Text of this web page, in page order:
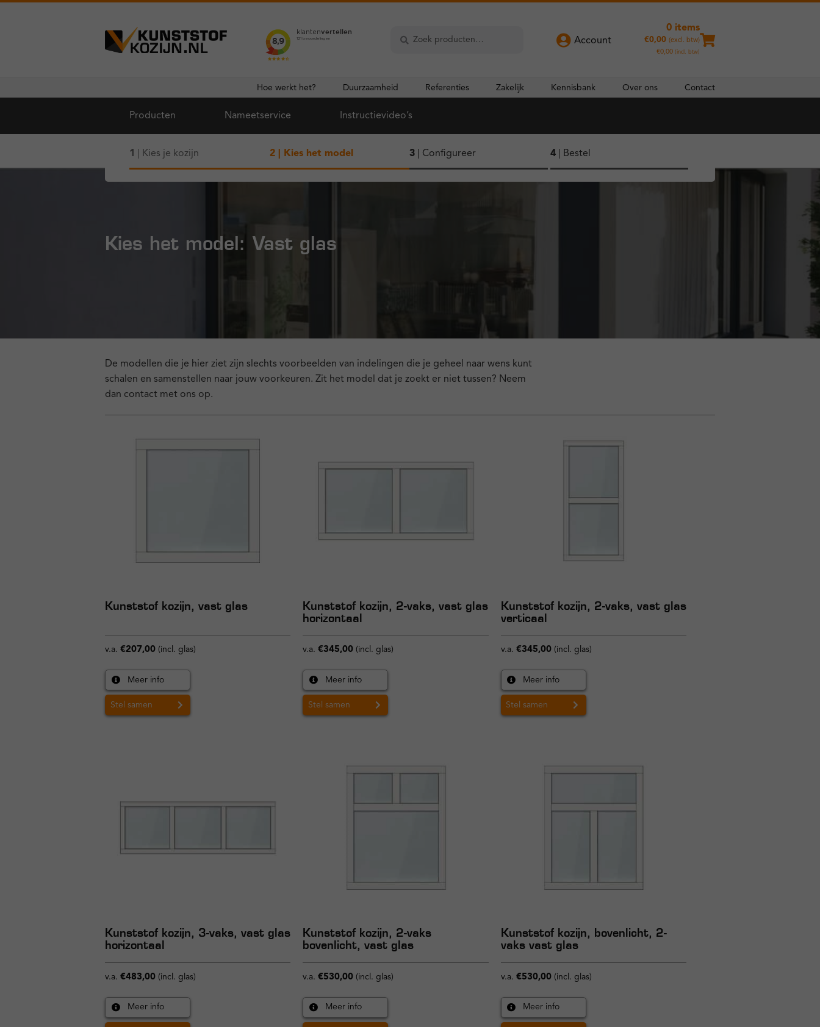
Ga
Ga
naar:
Account
0 items
€0,00 (excl. btw)
€0,00 (incl. btw)
Hoe werkt het? Duurzaamheid Referenties Zakelijk Kennisbank Over ons Contact
Producten Nameetservice Instructievideo’s
1 | Kies je kozijn 2| Kies het model 3 | Configureer 4| Bestel
Kies het model: Vast glas
De modellen die je hier ziet zijn slechts voorbeelden van indelingen die je geheel naar wens kunt
schalen en samenstellen naar jouw voorkeuren. Zit het model dat je zoekt er niet tussen? Neem
dan contact met ons op.
Kunststof kozijn, vast glas
v.a. €207,00 (incl. glas)
Meer info
Stel samen
Kunststof kozijn, 2-vaks, vast glas
horizontaal
v.a.€345,00 (incl. glas)
Meer info
Stel samen
Kunststof kozijn, 2-vaks, vast glas
verticaal
v.a. €345,00(incl. glas)
Meer info
Stel samen
Kunststof kozijn, 3-vaks, vast glas
horizontaal
v.a. €483,00 (incl. glas)
Meer info
Kunststof kozijn, 2-vaks
bovenlicht, vast glas
v.a.€530,00 (incl. glas)
Meer info
Kunststof kozijn, bovenlicht, 2-
vaks vast glas
v.a. €530,00(incl. glas)
Meer info